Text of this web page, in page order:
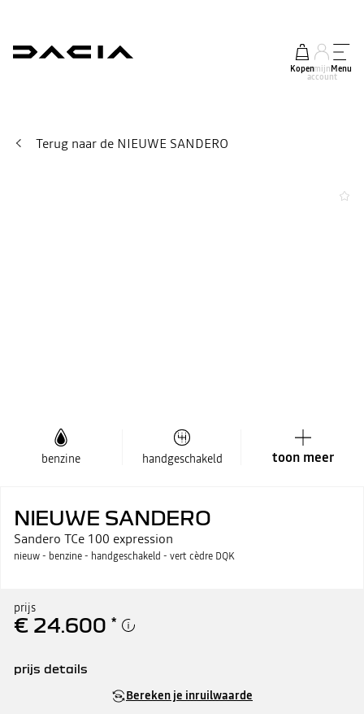
Kopenmijn
account
Menu
Terug naar de NIEUWE SANDERO
benzine handgeschakeld toon meer
NIEUWE SANDERO
Sandero TCe 100 expression
nieuw - benzine - handgeschakeld - vert cèdre DQK
prijs
€ 24.600 *
prijs details
Bereken je inruilwaarde